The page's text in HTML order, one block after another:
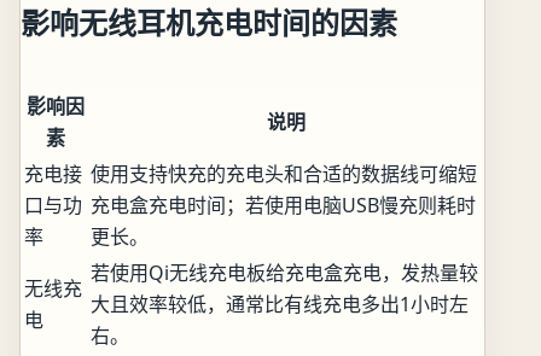
影响无线耳机充电时间的因素
影响因
素
说明
充电接
口与功
率
使用支持快充的充电头和合适的数据线可缩短
充电盒充电时间；若使用电脑USB慢充则耗时
更长。
无线充
电
若使用Qi无线充电板给充电盒充电，发热量较
大且效率较低，通常比有线充电多出1小时左
右。